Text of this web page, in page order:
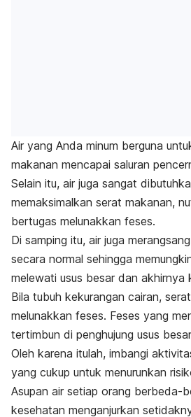
Air yang Anda minum berguna
makanan mencapai saluran
Selain itu, air juga sangat
memaksimalkan serat makanan,
bertugas melunakkan feses.
Di samping itu, air juga
secara normal sehingga
melewati usus besar dan akhirnya
Bila tubuh kekurangan cairan,
melunakkan feses. Feses yang
tertimbun di penghujung usus
Oleh karena itulah, imbangi
yang cukup untuk menurunkan
Asupan air setiap orang berbeda-
kesehatan menganjurkan